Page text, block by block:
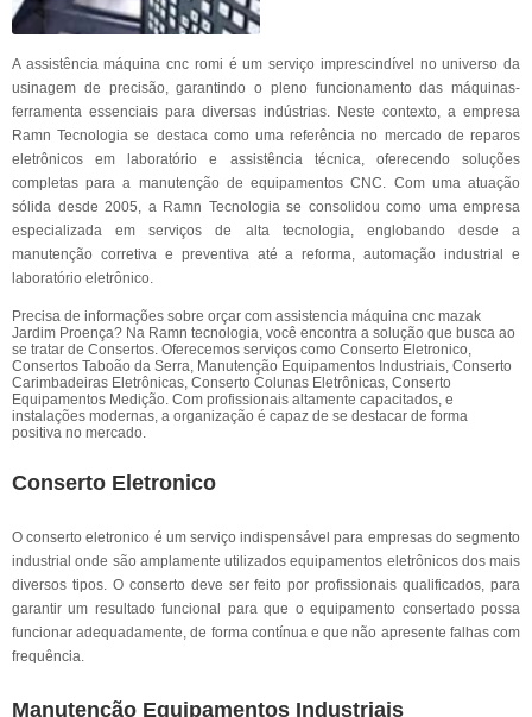
A assistência máquina cnc romi é um serviço imprescindível no universo da
usinagem de precisão, garantindo o pleno funcionamento das máquinas-
ferramenta essenciais para diversas indústrias. Neste contexto, a empresa
Ramn Tecnologia se destaca como uma referência no mercado de reparos
eletrônicos em laboratório e assistência técnica, oferecendo soluções
completas para a manutenção de equipamentos CNC. Com uma atuação
sólida desde 2005, a Ramn Tecnologia se consolidou como uma empresa
especializada em serviços de alta tecnologia, englobando desde a
manutenção corretiva e preventiva até a reforma, automação industrial e
laboratório eletrônico.
Precisa de informações sobre orçar com assistencia máquina cnc mazak
Jardim Proença? Na Ramn tecnologia, você encontra a solução que busca ao
se tratar de Consertos. Oferecemos serviços como Conserto Eletronico,
Consertos Taboão da Serra, Manutenção Equipamentos Industriais, Conserto
Carimbadeiras Eletrônicas, Conserto Colunas Eletrônicas, Conserto
Equipamentos Medição. Com profissionais altamente capacitados, e
instalações modernas, a organização é capaz de se destacar de forma
positiva no mercado.
Conserto Eletronico
O conserto eletronico é um serviço indispensável para empresas do segmento
industrial onde são amplamente utilizados equipamentos eletrônicos dos mais
diversos tipos. O conserto deve ser feito por profissionais qualificados, para
garantir um resultado funcional para que o equipamento consertado possa
funcionar adequadamente, de forma contínua e que não apresente falhas com
frequência.
Manutenção Equipamentos Industriais